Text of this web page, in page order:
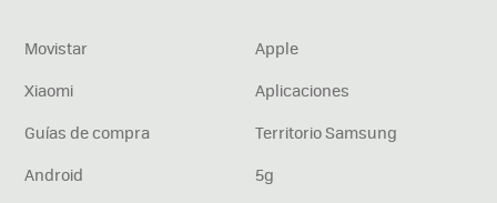
Movistar
Apple
Xiaomi
Aplicaciones
Guías de compra
Territorio Samsung
Android
5g